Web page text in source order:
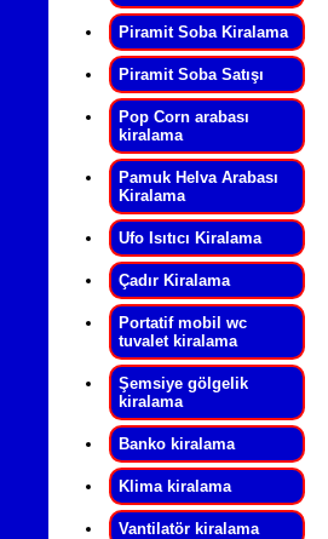
Piramit Soba Kiralama
Piramit Soba Satışı
Pop Corn arabası
kiralama
Pamuk Helva Arabası
Kiralama
Ufo Isıtıcı Kiralama
Çadır Kiralama
Portatif mobil wc
tuvalet kiralama
Şemsiye gölgelik
kiralama
Banko kiralama
Klima kiralama
Vantilatör kiralama